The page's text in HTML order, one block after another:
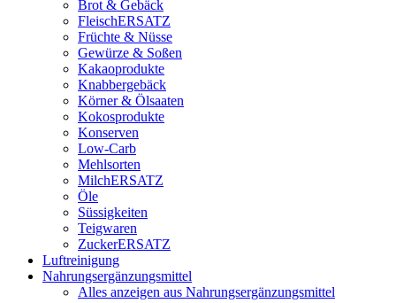
Brot & Gebäck
FleischERSATZ
Früchte & Nüsse
Gewürze & Soßen
Kakaoprodukte
Knabbergebäck
Körner & Ölsaaten
Kokosprodukte
Konserven
Low-Carb
Mehlsorten
MilchERSATZ
Öle
Süssigkeiten
Teigwaren
ZuckerERSATZ
Luftreinigung
Nahrungsergänzungsmittel
Alles anzeigen aus Nahrungsergänzungsmittel